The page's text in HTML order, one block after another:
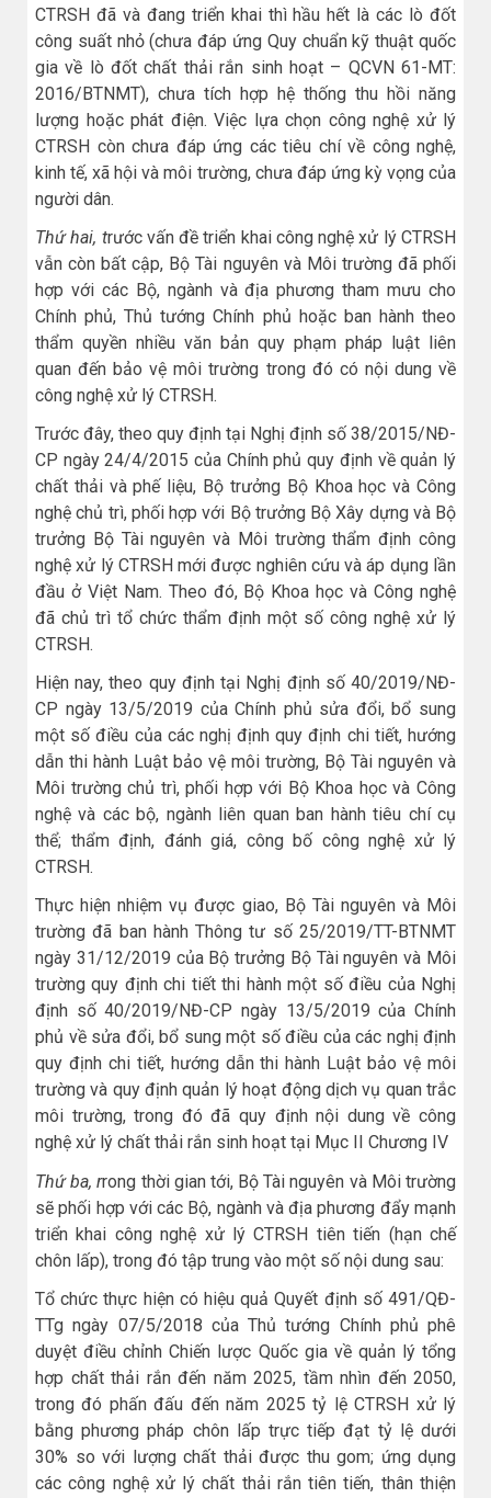
CTRSH đã và đang triển khai thì hầu hết là các lò đốt
công suất nhỏ (chưa đáp ứng Quy chuẩn kỹ thuật quốc
gia về lò đốt chất thải rắn sinh hoạt – QCVN 61-MT:
2016/BTNMT), chưa tích hợp hệ thống thu hồi năng
lượng hoặc phát điện. Việc lựa chọn công nghệ xử lý
CTRSH còn chưa đáp ứng các tiêu chí về công nghệ,
kinh tế, xã hội và môi trường, chưa đáp ứng kỳ vọng của
người dân.
Thứ hai, trước vấn đề triển khai công nghệ xử lý CTRSH
vẫn còn bất cập, Bộ Tài nguyên và Môi trường đã phối
hợp với các Bộ, ngành và địa phương tham mưu cho
Chính phủ, Thủ tướng Chính phủ hoặc ban hành theo
thẩm quyền nhiều văn bản quy phạm pháp luật liên
quan đến bảo vệ môi trường trong đó có nội dung về
công nghệ xử lý CTRSH.
Trước đây, theo quy định tại Nghị định số 38/2015/NĐ-
CP ngày 24/4/2015 của Chính phủ quy định về quản lý
chất thải và phế liệu, Bộ trưởng Bộ Khoa học và Công
nghệ chủ trì, phối hợp với Bộ trưởng Bộ Xây dựng và Bộ
trưởng Bộ Tài nguyên và Môi trường thẩm định công
nghệ xử lý CTRSH mới được nghiên cứu và áp dụng lần
đầu ở Việt Nam. Theo đó, Bộ Khoa học và Công nghệ
đã chủ trì tổ chức thẩm định một số công nghệ xử lý
CTRSH.
Hiện nay, theo quy định tại Nghị định số 40/2019/NĐ-
CP ngày 13/5/2019 của Chính phủ sửa đổi, bổ sung
một số điều của các nghị định quy định chi tiết, hướng
dẫn thi hành Luật bảo vệ môi trường, Bộ Tài nguyên và
Môi trường chủ trì, phối hợp với Bộ Khoa học và Công
nghệ và các bộ, ngành liên quan ban hành tiêu chí cụ
thể; thẩm định, đánh giá, công bố công nghệ xử lý
CTRSH.
Thực hiện nhiệm vụ được giao, Bộ Tài nguyên và Môi
trường đã ban hành Thông tư số 25/2019/TT-BTNMT
ngày 31/12/2019 của Bộ trưởng Bộ Tài nguyên và Môi
trường quy định chi tiết thi hành một số điều của Nghị
định số 40/2019/NĐ-CP ngày 13/5/2019 của Chính
phủ về sửa đổi, bổ sung một số điều của các nghị định
quy định chi tiết, hướng dẫn thi hành Luật bảo vệ môi
trường và quy định quản lý hoạt động dịch vụ quan trắc
môi trường, trong đó đã quy định nội dung về công
nghệ xử lý chất thải rắn sinh hoạt tại Mục II Chương IV
Thứ ba, rrong thời gian tới, Bộ Tài nguyên và Môi trường
sẽ phối hợp với các Bộ, ngành và địa phương đẩy mạnh
triển khai công nghệ xử lý CTRSH tiên tiến (hạn chế
chôn lấp), trong đó tập trung vào một số nội dung sau:
Tổ chức thực hiện có hiệu quả Quyết định số 491/QĐ-
TTg ngày 07/5/2018 của Thủ tướng Chính phủ phê
duyệt điều chỉnh Chiến lược Quốc gia về quản lý tổng
hợp chất thải rắn đến năm 2025, tầm nhìn đến 2050,
trong đó phấn đấu đến năm 2025 tỷ lệ CTRSH xử lý
bằng phương pháp chôn lấp trực tiếp đạt tỷ lệ dưới
30% so với lượng chất thải được thu gom; ứng dụng
các công nghệ xử lý chất thải rắn tiên tiến, thân thiện